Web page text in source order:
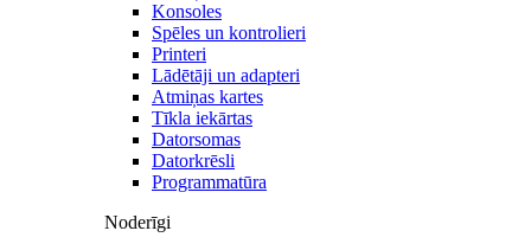
Konsoles
Spēles un kontrolieri
Printeri
Lādētāji un adapteri
Atmiņas kartes
Tīkla iekārtas
Datorsomas
Datorkrēsli
Programmatūra
Noderīgi